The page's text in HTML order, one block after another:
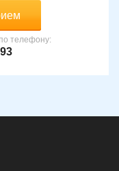
телефону: